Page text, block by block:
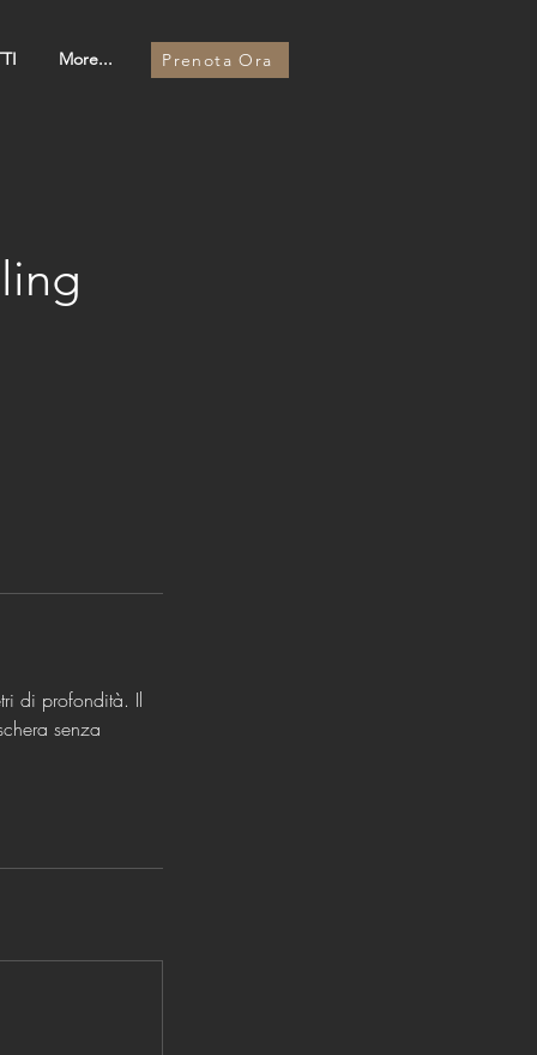
More... Prenota Ora
di profondità. Il
senza